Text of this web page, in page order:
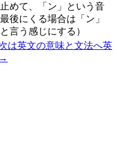
めて、「ン」という音
後にくる場合は「ン」
言う感じにする）
は英文の意味と文法へ英
→